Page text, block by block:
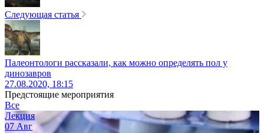
Следующая статья
Палеонтологи рассказали, как можно определять пол у
динозавров
27.08.2020, 18:15
Предстоящие мероприятия
Все
Лекция
07 Авг